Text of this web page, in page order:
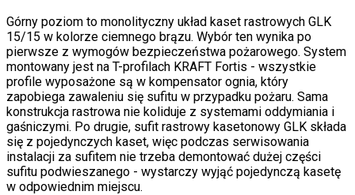
Górny poziom to monolityczny układ kaset rastrowych GLK
15/15 w kolorze ciemnego brązu. Wybór ten wynika po
pierwsze z wymogów bezpieczeństwa pożarowego. System
montowany jest na T-profilach KRAFT Fortis - wszystkie
profile wyposażone są w kompensator ognia, który
zapobiega zawaleniu się sufitu w przypadku pożaru. Sama
konstrukcja rastrowa nie koliduje z systemami oddymiania i
gaśniczymi. Po drugie, sufit rastrowy kasetonowy GLK składa
się z pojedynczych kaset, więc podczas serwisowania
instalacji za sufitem nie trzeba demontować dużej części
sufitu podwieszanego - wystarczy wyjąć pojedynczą kasetę
w odpowiednim miejscu.